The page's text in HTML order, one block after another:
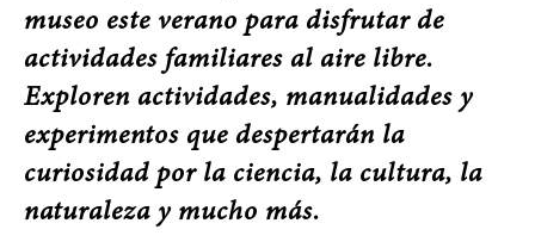
museo este verano para disfrutar de
actividades familiares al aire libre.
Exploren actividades, manualidades y
experimentos que despertarán la
curiosidad por la ciencia, la cultura, la
naturaleza y mucho más.